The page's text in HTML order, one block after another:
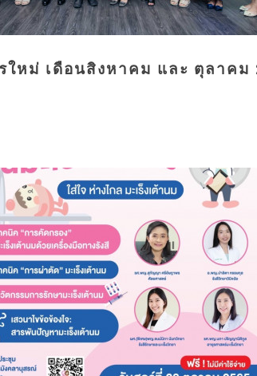
หม่ เดือนสิงหาคม และ ตุลาคม